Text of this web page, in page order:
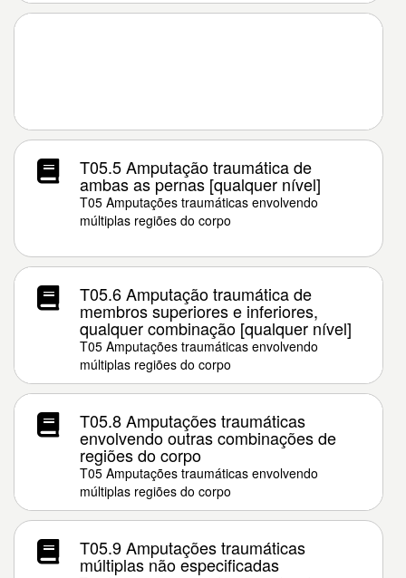
T05.5 Amputação traumática de
ambas as pernas [qualquer nível]
T05 Amputações traumáticas envolvendo
múltiplas regiões do corpo
T05.6 Amputação traumática de
membros superiores e inferiores,
qualquer combinação [qualquer nível]
T05 Amputações traumáticas envolvendo
múltiplas regiões do corpo
T05.8 Amputações traumáticas
envolvendo outras combinações de
regiões do corpo
T05 Amputações traumáticas envolvendo
múltiplas regiões do corpo
T05.9 Amputações traumáticas
múltiplas não especificadas